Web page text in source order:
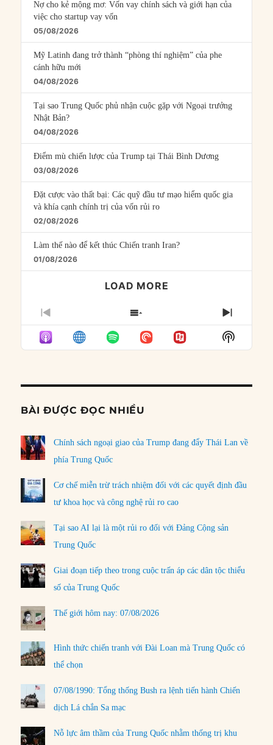
Nợ cho kẻ mộng mơ: Vốn vay chính sách và giới hạn của
việc cho startup vay vốn
05/08/2026
Mỹ Latinh đang trở thành “phòng thí nghiệm” của phe
cánh hữu mới
04/08/2026
Tại sao Trung Quốc phủ nhận cuộc gặp với Ngoại trưởng
Nhật Bản?
04/08/2026
Điểm mù chiến lược của Trump tại Thái Bình Dương
03/08/2026
Đặt cược vào thất bại: Các quỹ đầu tư mạo hiểm quốc gia
và khía cạnh chính trị của vốn rủi ro
02/08/2026
Làm thế nào để kết thúc Chiến tranh Iran?
01/08/2026
LOAD MORE
PREVIOUS
EPISODE
SHOW
EPISODES
LIST
NEXT
Show
Podcast
BÀI ĐƯỢC ĐỌC NHIỀU
Chính sách ngoại giao của Trump đang đẩy Thái Lan về
phía Trung Quốc
Cơ chế miễn trừ trách nhiệm đối với các quyết định đầu
tư khoa học và công nghệ rủi ro cao
Tại sao AI lại là một rủi ro đối với Đảng Cộng sản
Trung Quốc
Giai đoạn tiếp theo trong cuộc trấn áp các dân tộc thiểu
số của Trung Quốc
Thế giới hôm nay: 07/08/2026
Hình thức chiến tranh với Đài Loan mà Trung Quốc có
thể chọn
07/08/1990: Tổng thống Bush ra lệnh tiến hành Chiến
dịch Lá chắn Sa mạc
Nỗ lực âm thầm của Trung Quốc nhằm thống trị khu